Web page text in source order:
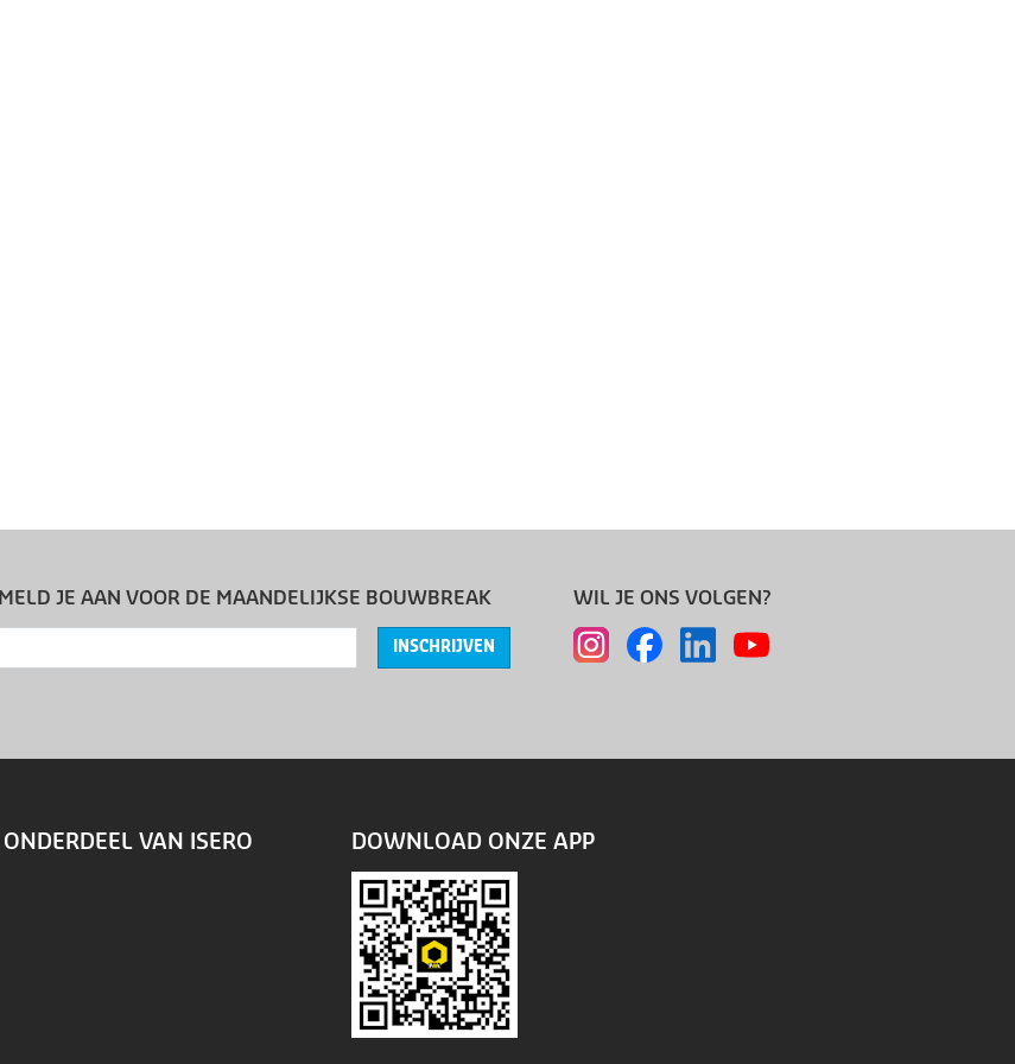
MELD JE AAN VOOR DE MAANDELIJKSE BOUWBREAK
INSCHRIJVEN
WIL JE ONS VOLGEN?
ONDERDEEL VAN ISERO DOWNLOAD ONZE APP